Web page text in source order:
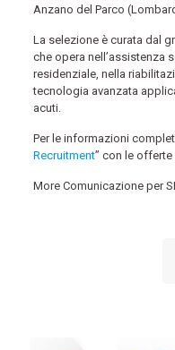
Anzano del Parco
La selezione è curata dal
che opera nell’assistenza
residenziale, nella
tecnologia avanzata
acuti.
Per le informazioni
Recruitment” con le
More Comunicazione per